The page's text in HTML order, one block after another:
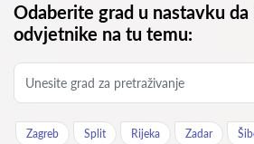
Odaberite grad u nastavku
odvjetnike na tu temu:
Zagreb Split Rijeka Zadar